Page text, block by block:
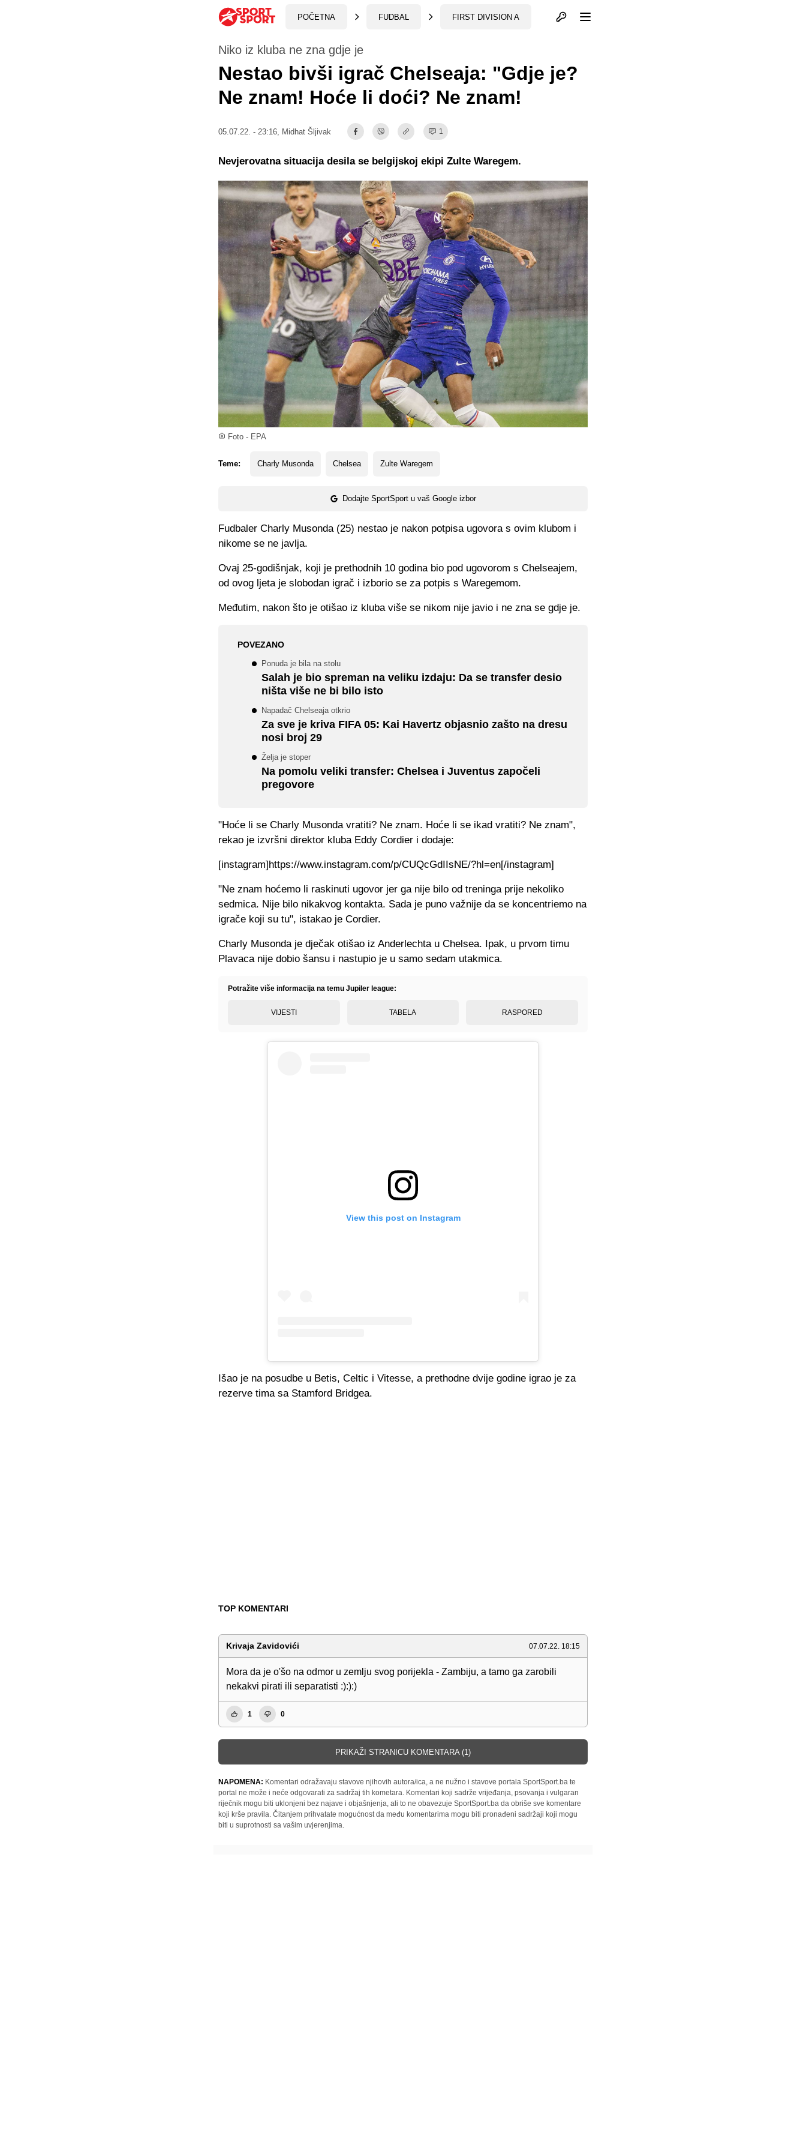
POČETNA FUDBAL FIRST DIVISION A Otvori profil
Foto - EPA
Niko iz kluba ne zna gdje je
Nestao bivši igrač Chelseaja: "Gdje je?
Ne znam! Hoće li doći? Ne znam!
05.07.22. - 23:16, Midhat Šljivak 1
Teme: Charly Musonda Chelsea Zulte Waregem
Dodajte SportSport u vaš Google izbor
Nevjerovatna situacija desila se belgijskoj ekipi Zulte Waregem.
Fudbaler Charly Musonda (25) nestao je nakon potpisa ugovora s ovim klubom i
nikome se ne javlja.
Ovaj 25-godišnjak, koji je prethodnih 10 godina bio pod ugovorom s Chelseajem,
od ovog ljeta je slobodan igrač i izborio se za potpis s Waregemom.
Međutim, nakon što je otišao iz kluba više se nikom nije javio i ne zna se gdje je.
POVEZANO
Ponuda je bila na stolu
Salah je bio spreman na veliku izdaju: Da se transfer desio
ništa više ne bi bilo isto
Napadač Chelseaja otkrio
Za sve je kriva FIFA 05: Kai Havertz objasnio zašto na dresu
nosi broj 29
Želja je stoper
Na pomolu veliki transfer: Chelsea i Juventus započeli
pregovore
"Hoće li se Charly Musonda vratiti? Ne znam. Hoće li se ikad vratiti? Ne znam",
rekao je izvršni direktor kluba Eddy Cordier i dodaje:
[instagram]https://www.instagram.com/p/CUQcGdIIsNE/?hl=en[/instagram]
"Ne znam hoćemo li raskinuti ugovor jer ga nije bilo od treninga prije nekoliko
sedmica. Nije bilo nikakvog kontakta. Sada je puno važnije da se koncentriemo na
igrače koji su tu", istakao je Cordier.
Charly Musonda je dječak otišao iz Anderlechta u Chelsea. Ipak, u prvom timu
Plavaca nije dobio šansu i nastupio je u samo sedam utakmica.
Potražite više informacija na temu Jupiler league:
VIJESTI TABELA RASPORED
View this post on Instagram
Išao je na posudbe u Betis, Celtic i Vitesse, a prethodne dvije godine igrao je za
rezerve tima sa Stamford Bridgea.
TOP KOMENTARI
Krivaja Zavidovići 07.07.22. 18:15
Mora da je o'šo na odmor u zemlju svog porijekla - Zambiju, a tamo ga zarobili
nekakvi pirati ili separatisti :):):)
1 0
PRIKAŽI STRANICU KOMENTARA (1)
NAPOMENA: Komentari odražavaju stavove njihovih autora/ica, a ne nužno i stavove portala SportSport.ba te
portal ne može i neće odgovarati za sadržaj tih kometara. Komentari koji sadrže vrijeđanja, psovanja i vulgaran
riječnik mogu biti uklonjeni bez najave i objašnjenja, ali to ne obavezuje SportSport.ba da obriše sve komentare
koji krše pravila. Čitanjem prihvatate mogućnost da među komentarima mogu biti pronađeni sadržaji koji mogu
biti u suprotnosti sa vašim uvjerenjima.